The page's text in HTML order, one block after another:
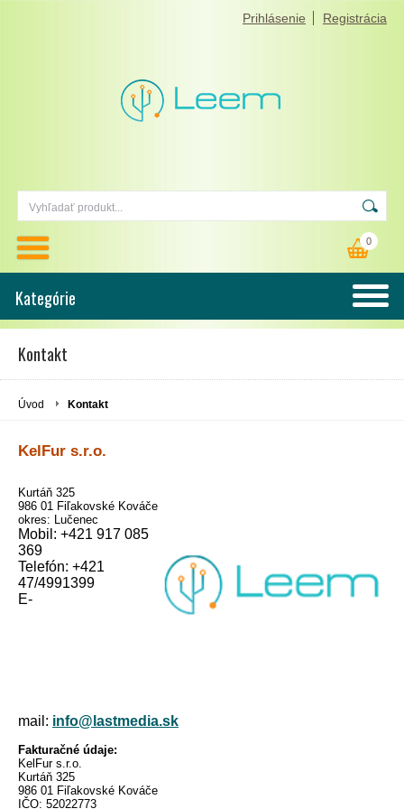
Prihlásenie Registrácia
0
Kategórie
Kontakt
Úvod Kontakt
KelFur s.r.o.
Kurtáň 325
986 01 Fiľakovské Kováče
okres: Lučenec
Mobil: +421 917 085
369
Telefón: +421
47/4991399
E-
mail: info@lastmedia.sk
Fakturačné údaje:
KelFurs.r.o.
Kurtáň 325
986 01 Fiľakovské Kováče
IČO: 52022773